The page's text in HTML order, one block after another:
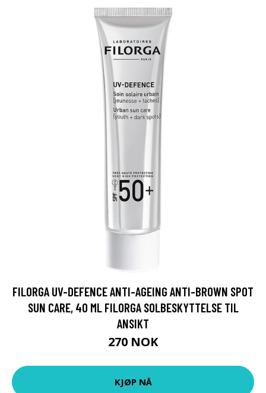
FILORGA UV-DEFENCE ANTI-AGEING ANTI-BROWN SPOT
SUN CARE, 40 ML FILORGA SOLBESKYTTELSE TIL
ANSIKT
270 NOK
KJØP NÅ